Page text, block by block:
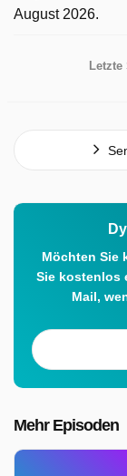
August 2026.
Letzte
Möchten Sie
Sie kostenlos
Mail,
Mehr Episoden